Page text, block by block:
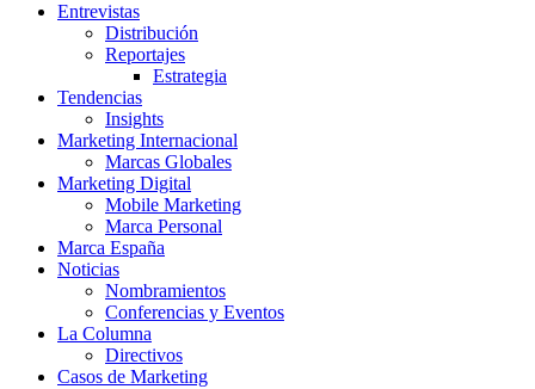
Entrevistas
Distribución
Reportajes
Estrategia
Tendencias
Insights
Marketing Internacional
Marcas Globales
Marketing Digital
Mobile Marketing
Marca Personal
Marca España
Noticias
Nombramientos
Conferencias y Eventos
La Columna
Directivos
Casos de Marketing